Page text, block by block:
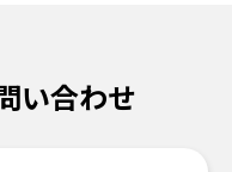
い合わせ